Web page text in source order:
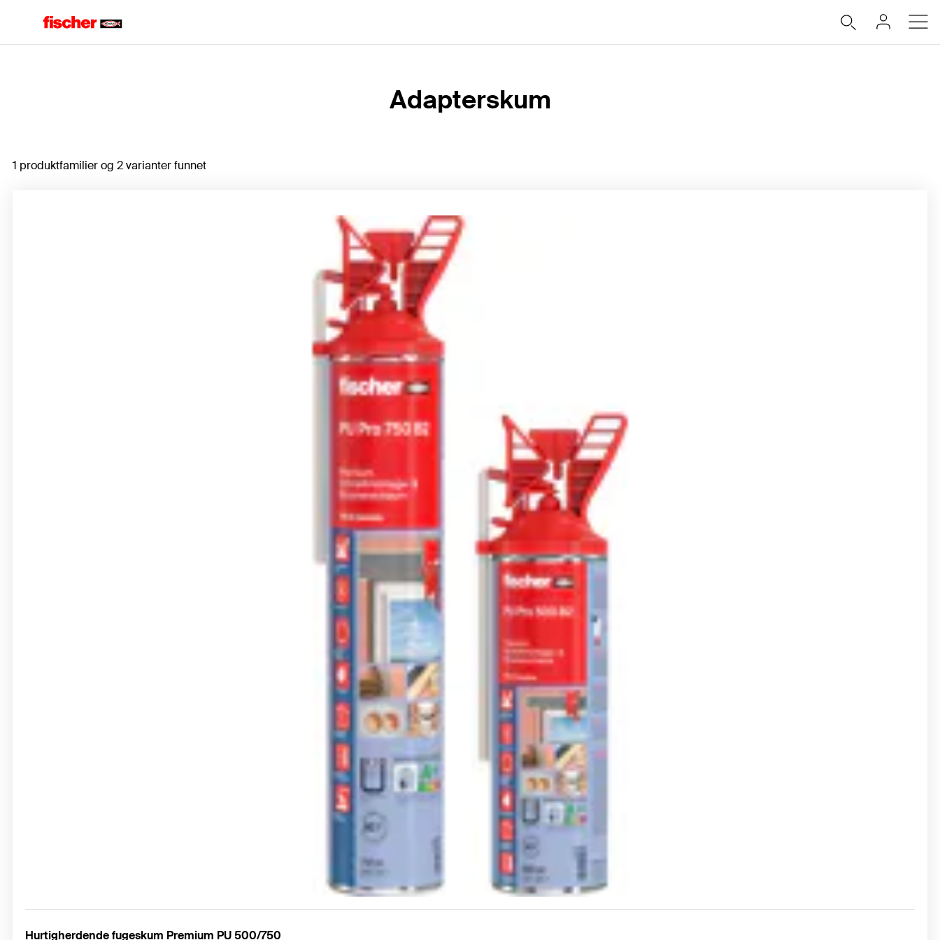
Adapterskum
1 produktfamilier og 2 varianter funnet
Hurtigherdende fugeskum Premium PU 500/750